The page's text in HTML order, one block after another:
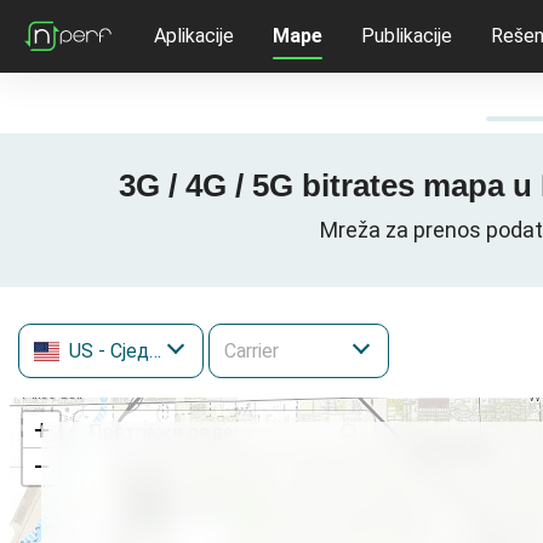
Aplikacije Mape Publikacije
3G / 4G / 5G bitrates mapa
Mreža za prenos
US - Сједињене Државе
+
−